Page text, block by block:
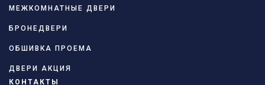
МЕЖКОМНАТНЫЕ ДВЕРИ
БРОНЕДВЕРИ
ОБШИВКА ПРОЕМА
ДВЕРИ АКЦИЯ
КОНТАКТЫ